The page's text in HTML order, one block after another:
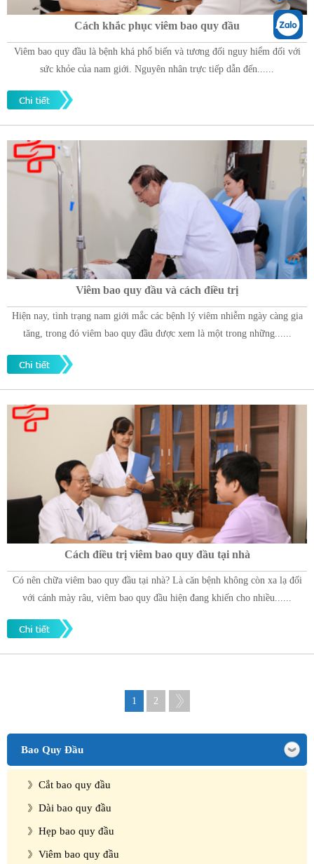
Cách khắc phục viêm bao quy đầu
Viêm bao quy đầu là bệnh khá phổ biến và tương đối nguy hiểm đối với
sức khỏe của nam giới. Nguyên nhân trực tiếp dẫn đến......
Viêm bao quy đầu và cách điều trị
Hiện nay, tình trạng nam giới mắc các bệnh lý viêm nhiễm ngày càng gia
tăng, trong đó viêm bao quy đầu được xem là một trong những......
Cách điều trị viêm bao quy đầu tại nhà
Có nên chữa viêm bao quy đầu tại nhà? Là căn bệnh không còn xa lạ đối
với cánh mày râu, viêm bao quy đầu hiện đang khiến cho nhiều......
1 2
Bao Quy Đầu
Cắt bao quy đầu
Dài bao quy đầu
Hẹp bao quy đầu
Viêm bao quy đầu